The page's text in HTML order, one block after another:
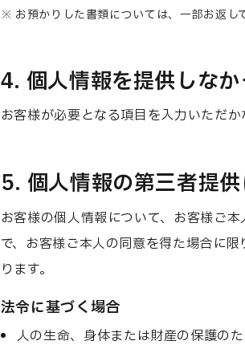
お預かりした書類については、一部お返し
4. 個人情報を提供しな
お客様が必要となる項目を入力いただ
5. 個人情報の第三者提
お客様の個人情報について、お客様ご
で、お客様ご本人の同意を得た場合に
ります。
法令に基づく場合
人の生命、身体または財産の保護の